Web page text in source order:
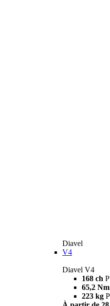
Diavel
V4
Diavel V4
168 ch
65,2 Nm
223 kg